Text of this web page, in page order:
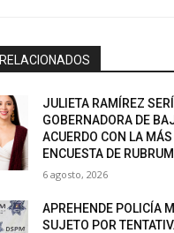
JULIETA RAMÍREZ
GOBERNADORA DE
ACUERDO CON LA
ENCUESTA DE RUBRUM
6 agosto, 2026
APREHENDE POLICÍA
SUJETO POR